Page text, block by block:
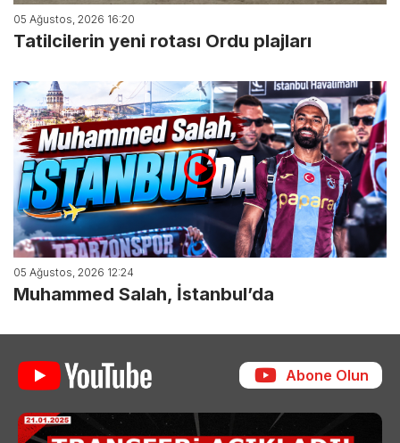
05 Ağustos, 2026 16:20
Tatilcilerin yeni rotası Ordu plajları
05 Ağustos, 2026 12:24
Muhammed Salah, İstanbul’da
Abone Olun